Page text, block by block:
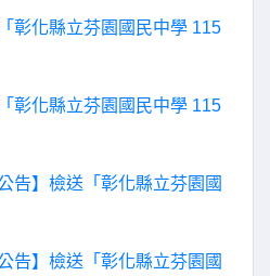
彰化縣立芬園國民中學 115
彰化縣立芬園國民中學 115
告】檢送「彰化縣立芬園國
告】檢送「彰化縣立芬園國